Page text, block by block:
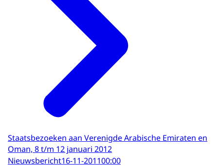
Staatsbezoeken aan Verenigde Arabische Emiraten en
Oman, 8 t/m 12 januari 2012
Nieuwsbericht16-11-201100:00